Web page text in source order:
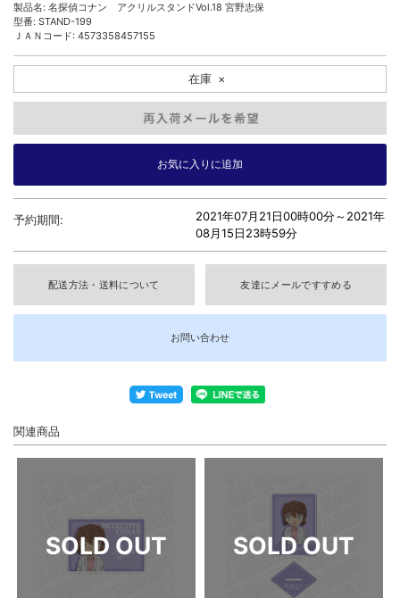
製品名: 名探偵コナン アクリルスタンドVol.18 宮野志保
型番: STAND-199
ＪＡＮコード: 4573358457155
在庫 ×
予約期間: 2021年07月21日00時00分～2021年
08月15日23時59分
配送方法・送料について 友達にメールですすめる
お問い合わせ
関連商品